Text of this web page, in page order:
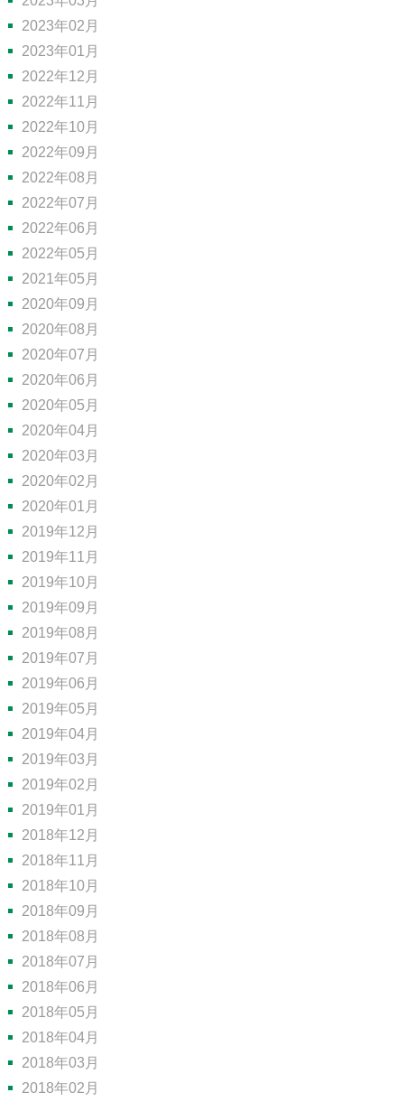
2023年02月
2023年01月
2022年12月
2022年11月
2022年10月
2022年09月
2022年08月
2022年07月
2022年06月
2022年05月
2021年05月
2020年09月
2020年08月
2020年07月
2020年06月
2020年05月
2020年04月
2020年03月
2020年02月
2020年01月
2019年12月
2019年11月
2019年10月
2019年09月
2019年08月
2019年07月
2019年06月
2019年05月
2019年04月
2019年03月
2019年02月
2019年01月
2018年12月
2018年11月
2018年10月
2018年09月
2018年08月
2018年07月
2018年06月
2018年05月
2018年04月
2018年03月
2018年02月